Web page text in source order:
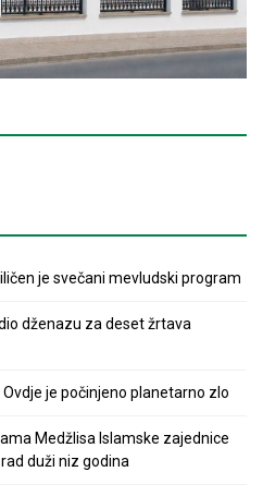
je svečani mevludski program
dženazu za deset žrtava
je počinjeno planetarno zlo
Medžlisa Islamske zajednice
duži niz godina